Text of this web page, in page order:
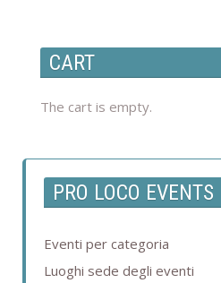
CART
The cart is empty.
PRO LOCO EVENTS
Eventi per categoria
Luoghi sede degli eventi